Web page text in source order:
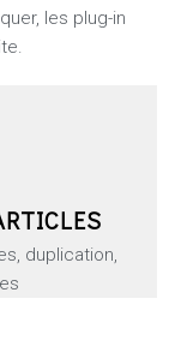
les plug-in
duplication,